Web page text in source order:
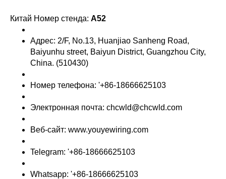
Китай Номер стенда: A52
Адрес: 2/F, No.13, Huanjiao Sanheng Road,
Baiyunhu street, Baiyun District, Guangzhou City,
China. (510430)
Номер телефона: '+86-18666625103
Электронная почта: chcwld@chcwld.com
Веб-сайт: www.youyewiring.com
Telegram: '+86-18666625103
Whatsapp: '+86-18666625103